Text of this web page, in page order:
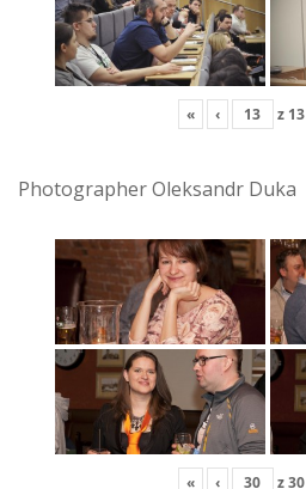
« ‹ z 13
Photographer Oleksandr Duka
« ‹ z30